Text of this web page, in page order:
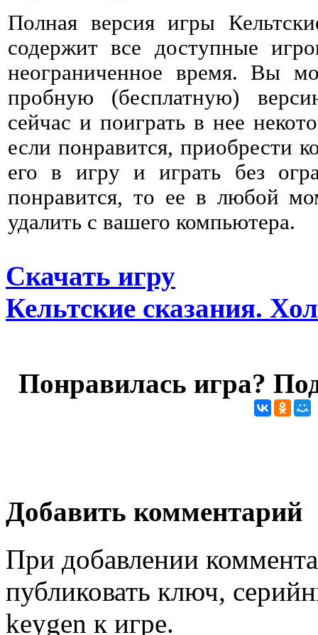
Полная версия игры
содержит все доступные
неограниченное время. Вы
пробную (бесплатную)
сейчас и поиграть в нее
если понравится, приобрести
его в игру и играть без
понравится, то ее в любой
удалить с вашего компьютера.
Скачать игру
Кельтские cказания.
Понравилась игра?
Добавить комментарий
При добавлении
публиковать ключ,
keygen к игре.